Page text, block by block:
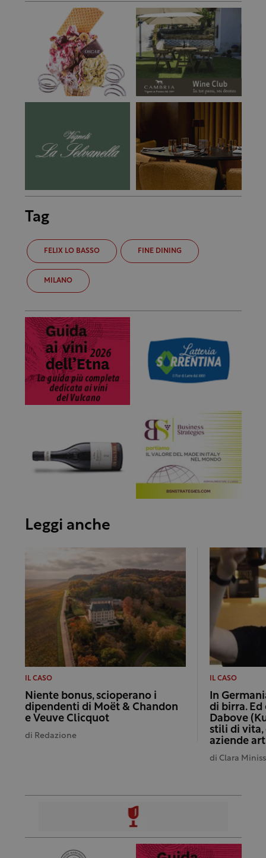
Tag
FELIX LO BASSO FINE DINING
MILANO
Leggi anche
IL CASO
Niente bonus, scioperano i
dipendenti di Moët & Chandon
e Veuve Clicquot
di Redazione
IL CASO
In
di birra. Ed
Dabove
stili di
aziende
di Clara